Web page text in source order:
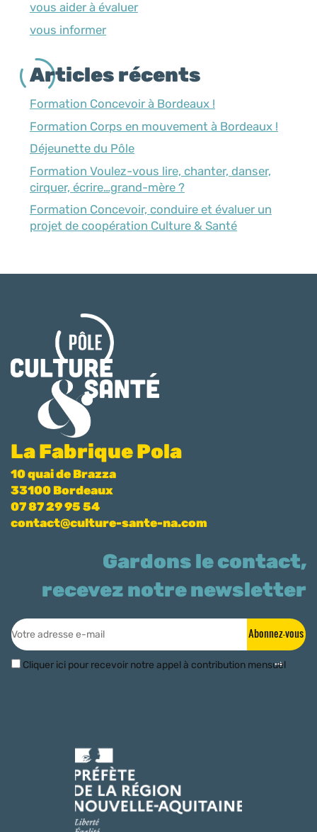
vous aider à évaluer
vous informer
Articles récents
Formation Concevoir à Bordeaux !
Formation Corps en mouvement à Bordeaux !
Déjeunette du Pôle
Formation Voulez-vous lire, chanter, danser,
cirquer, écrire…grand-mère ?
Formation Concevoir, conduire et évaluer un
projet de coopération Culture & Santé
La Fabrique Pola
10 quai de Brazza
33100 Bordeaux
07 87 29 95 54
contact@culture-sante-na.com
Gardons le contact,
recevez notre newsletter
Abonnez-vous
Cliquer ici pour recevoir notre appel à contribution mensuel